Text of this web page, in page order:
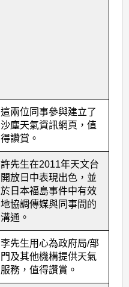
這兩位同事參與建立了
沙塵天氣資訊網頁，值
得讚賞。
許先生在2011年天文台
開放日中表現出色，並
於日本福島事件中有效
地協調傳媒與同事間的
溝通。
李先生用心為政府局/部
門及其他機構提供天氣
服務，值得讚賞。